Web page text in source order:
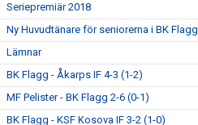
Seriepremiär 2018
Ny Huvudtänare för seniorerna i BK Flagg
Lämnar
BK Flagg - Åkarps IF 4-3 (1-2)
MF Pelister - BK Flagg 2-6 (0-1)
BK Flagg - KSF Kosova IF 3-2 (1-0)